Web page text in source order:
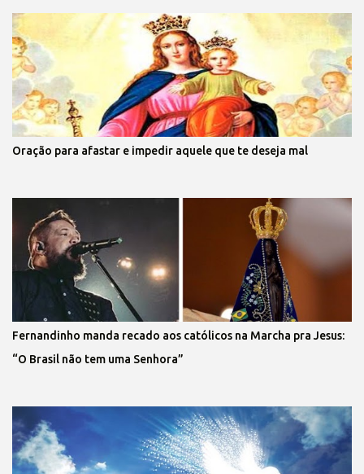
Oração para afastar e impedir aquele que te deseja mal
Fernandinho manda recado aos católicos na Marcha pra Jesus:
“O Brasil não tem uma Senhora”